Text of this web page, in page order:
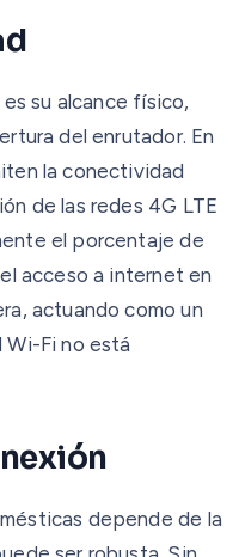
su alcance físico,
del enrutador. En
la conectividad
de las redes 4G LTE
el porcentaje de
acceso a internet en
actuando como un
Wi-Fi no está
depende de la